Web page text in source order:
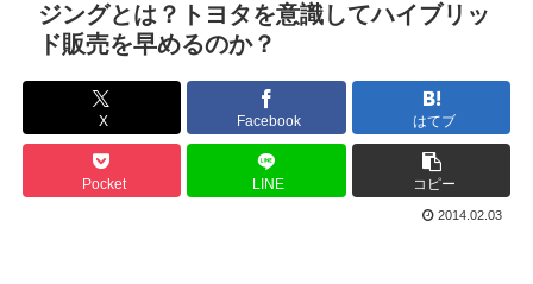
ジングとは？トヨタを意識してハイブリッ
ド販売を早めるのか？
X Facebook はてブ
Pocket LINE コピー
2014.02.03